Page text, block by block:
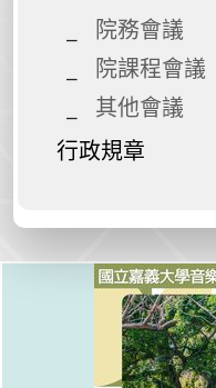
院務會議
院課程會議
其他會議
行政規章